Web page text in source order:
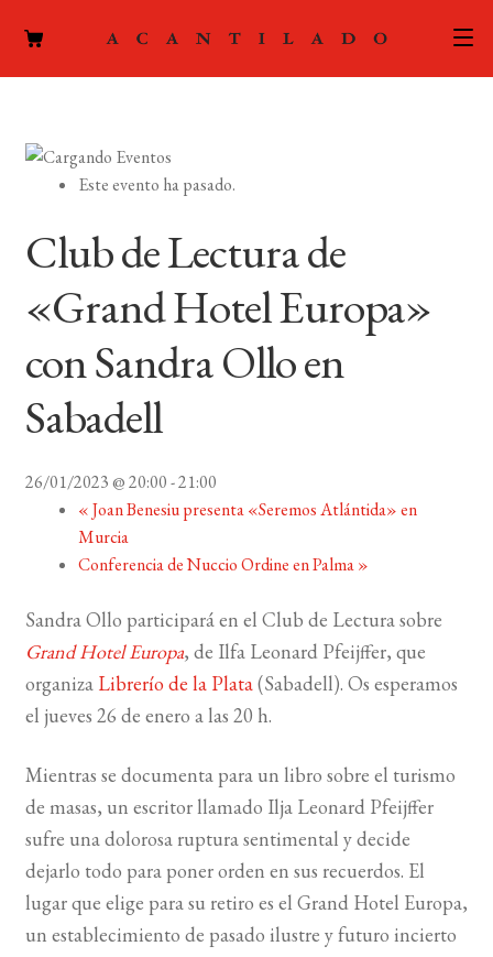
PODCAST
LA EDITORIAL
FOREIGN RIGHTS
Este evento ha pasado.
Club de Lectura de
«Grand Hotel Europa»
con Sandra Ollo en
Sabadell
26/01/2023 @ 20:00-21:00
«Joan Benesiu presenta «Seremos Atlántida» en
Murcia
Conferencia de Nuccio Ordine en Palma»
Sandra Ollo participará en el Club de Lectura sobre
Grand Hotel Europa, de Ilfa Leonard Pfeijffer, que
organiza Librerío de la Plata(Sabadell). Os esperamos
el jueves 26 de enero a las 20 h.
Mientras se documenta para un libro sobre el turismo
de masas, un escritor llamado Ilja Leonard Pfeijffer
sufre una dolorosa ruptura sentimental y decide
dejarlo todo para poner orden en sus recuerdos. El
lugar que elige para su retiro es el Grand Hotel Europa,
un establecimiento de pasado ilustre y futuro incierto